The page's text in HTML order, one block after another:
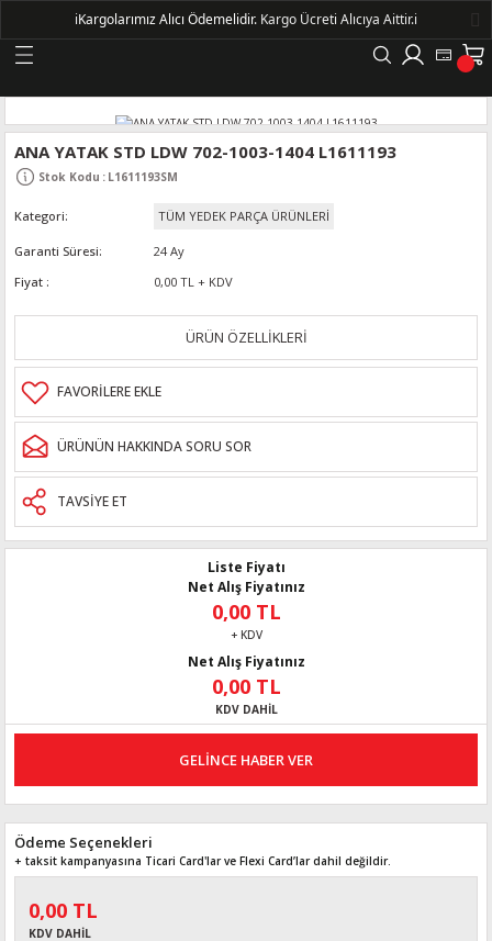
Geri Dön
ANA YATAK STD LDW 702-1003-1404 L1611193
Stok Kodu : L1611193SM
Kategori TÜM YEDEK PARÇA ÜRÜNLERİ
Garanti Süresi
24 Ay
Fiyat
0,00 TL + KDV
ÜRÜN ÖZELLİKLERİ
ÜRÜNÜN HAKKINDA SORU SOR
TAVSİYE ET
Liste Fiyatı
Net Alış Fiyatınız
0,00 TL
+ KDV
Net Alış Fiyatınız
0,00 TL
KDV DAHİL
GELİNCE HABER VER
Ödeme Seçenekleri
+ taksit kampanyasına Ticari Card'lar ve Flexi Card’lar dahil değildir.
0,00 TL
KDV DAHİL
ℹ️Kargolarımız Alıcı Ödemelidir. Kargo Ücreti Alıcıya Aittir.ℹ️